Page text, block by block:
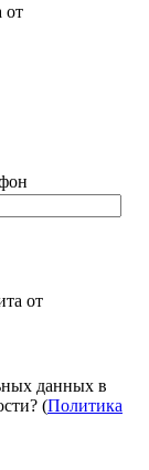
от
от
данных в
(Политика